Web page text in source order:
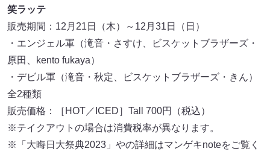
笑ラッテ
販売期間：12月21日（木）～12月31日（日）
・エンジェル軍（滝音・さすけ、ビスケットブラザーズ・
原田、kento fukaya）
・デビル軍（滝音・秋定、ビスケットブラザーズ・きん）
全2種類
販売価格：［HOT／ICED］Tall 700円（税込）
※テイクアウトの場合は消費税率が異なります。
※「大晦日大祭典2023」やの詳細はマンゲキnoteをご覧く